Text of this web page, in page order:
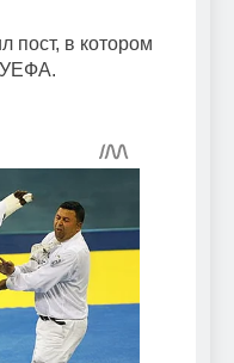
пост, в котором
УЕФА.